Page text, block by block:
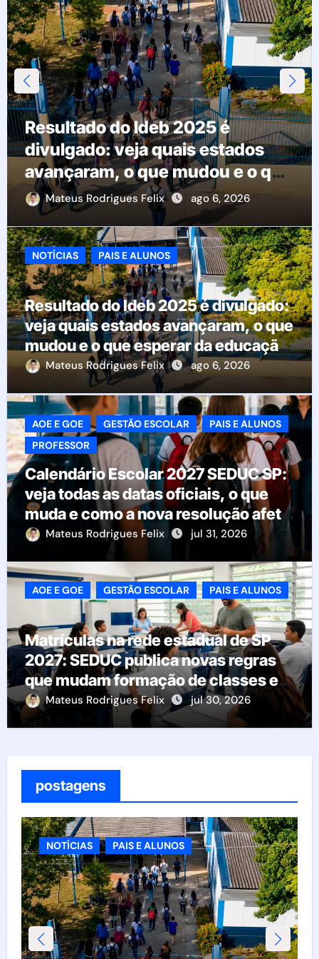
Resultado do Ideb 2025 é
divulgado: veja quais estados
avançaram, o que mudou e o que
esperar da educação brasileira
Mateus Rodrigues Felix ago 6, 2026
NOTÍCIAS PAIS E ALUNOS
Resultado do Ideb 2025 é divulgado:
veja quais estados avançaram, o que
mudou e o que esperar da educação
brasileira
Mateus Rodrigues Felix ago 6, 2026
AOE E GOE GESTÃO ESCOLAR
PAIS E ALUNOS
PROFESSOR
Calendário Escolar 2027 SEDUC SP:
veja todas as datas oficiais, o que
muda e como a nova resolução afeta
as escolas
Mateus Rodrigues Felix jul 31, 2026
AOE E GOE GESTÃO ESCOLAR PAIS E ALUNOS
Matrículas na rede estadual de SP
2027: SEDUC publica novas regras
que mudam formação de classes e
transferências
Mateus Rodrigues Felix jul 30, 2026
postagens
NOTÍCIAS PAIS E ALUNOS